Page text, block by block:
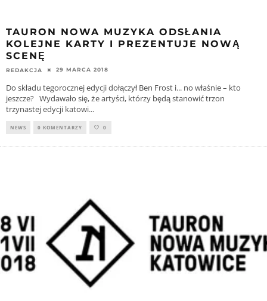
TAURON NOWA MUZYKA ODSŁANIA
KOLEJNE KARTY I PREZENTUJE NOWĄ
SCENĘ
REDAKCJA 29 MARCA 2018
Do składu tegorocznej edycji dołączył Ben Frost i... no właśnie – kto
jeszcze? Wydawało się, że artyści, którzy będą stanowić trzon
trzynastej edycji katowi...
NEWS 0 KOMENTARZY 0